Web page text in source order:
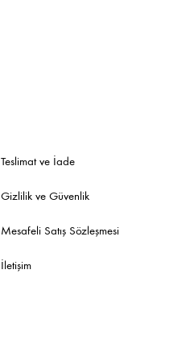
Teslimat ve İade
Gizlilik ve Güvenlik
Mesafeli Satış Sözleşmesi
İletişim